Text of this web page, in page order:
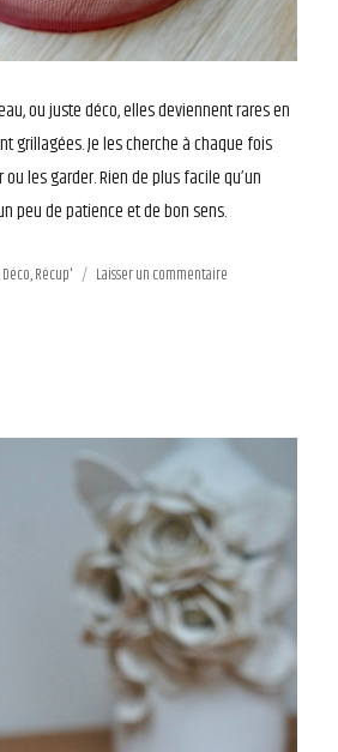
ou juste déco, elles deviennent rares en
grillagées. Je les cherche à chaque fois
les garder. Rien de plus facile qu’un
peu de patience et de bon sens.
Déco,Récup' Laisser un commentaire